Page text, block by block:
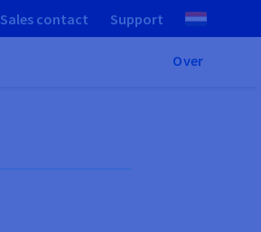
Sales contact Support
Over